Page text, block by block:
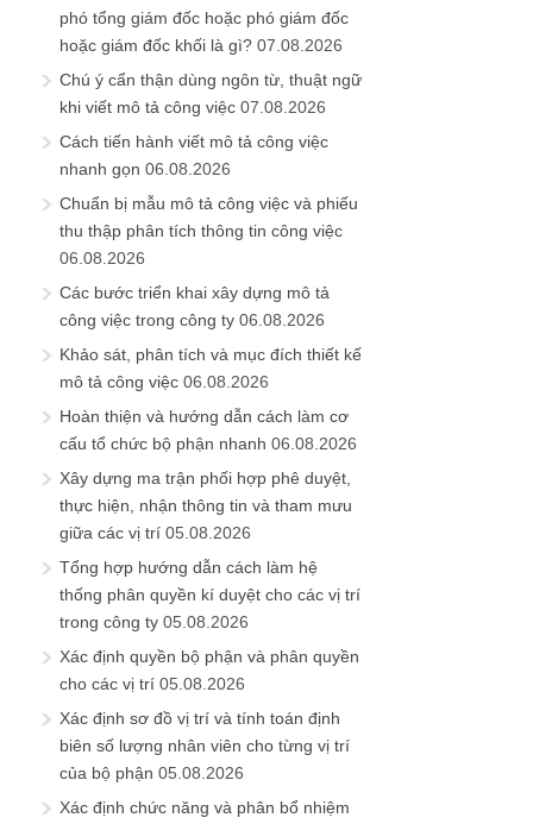
phó tổng giám đốc hoặc phó giám đốc
hoặc giám đốc khối là gì? 07.08.2026
Chú ý cẩn thận dùng ngôn từ, thuật ngữ
khi viết mô tả công việc 07.08.2026
Cách tiến hành viết mô tả công việc
nhanh gọn 06.08.2026
Chuẩn bị mẫu mô tả công việc và phiếu
thu thập phân tích thông tin công việc
06.08.2026
Các bước triển khai xây dựng mô tả
công việc trong công ty 06.08.2026
Khảo sát, phân tích và mục đích thiết kế
mô tả công việc 06.08.2026
Hoàn thiện và hướng dẫn cách làm cơ
cấu tổ chức bộ phận nhanh 06.08.2026
Xây dựng ma trận phối hợp phê duyệt,
thực hiện, nhận thông tin và tham mưu
giữa các vị trí 05.08.2026
Tổng hợp hướng dẫn cách làm hệ
thống phân quyền kí duyệt cho các vị trí
trong công ty 05.08.2026
Xác định quyền bộ phận và phân quyền
cho các vị trí 05.08.2026
Xác định sơ đồ vị trí và tính toán định
biên số lượng nhân viên cho từng vị trí
của bộ phận 05.08.2026
Xác định chức năng và phân bổ nhiệm